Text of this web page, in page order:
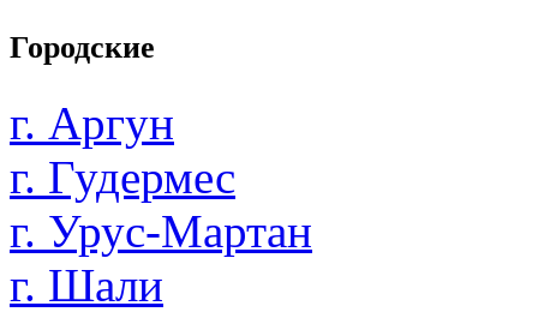
Городские
г. Аргун
г. Гудермес
г. Урус-Мартан
г. Шали